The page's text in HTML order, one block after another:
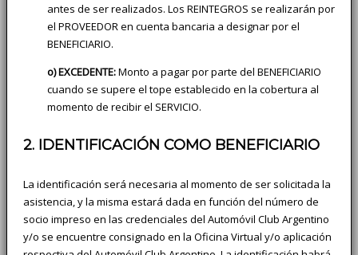
antes de ser realizados. Los REINTEGROS se realizarán por
el PROVEEDOR en cuenta bancaria a designar por el
BENEFICIARIO.
o) EXCEDENTE:Monto a pagar por parte del BENEFICIARIO
cuando se supere el tope establecido en la cobertura al
momento de recibir el SERVICIO.
2. IDENTIFICACIÓN COMO BENEFICIARIO
La identificación será necesaria al momento de ser solicitada la
asistencia, y la misma estará dada en función del número de
socio impreso en las credenciales del Automóvil Club Argentino
y/o se encuentre consignado en la Oficina Virtual y/o aplicación